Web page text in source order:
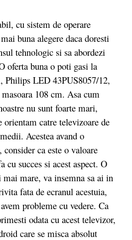
cu sistem de operare
buna alegere daca doresti
tehnologic si sa abordezi
oferta buna o poti gasi la
Philips LED 43PUS8057/12,
108 cm. Asa cum
nu sunt foarte mari,
orientam catre televizoare de
Acestea avand o
ca este o valoare
cu succes si acest aspect. O
mare, va insemna sa ai in
fata de ecranul acestuia,
probleme cu vedere. Ca
odata cu acest televizor,
care se misca absolut